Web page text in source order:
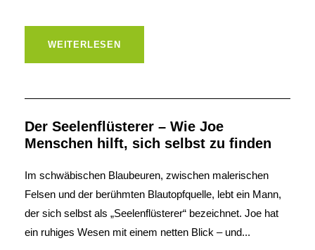
WEITERLESEN
Der Seelenflüsterer – Wie Joe
Menschen hilft, sich selbst zu finden
Im schwäbischen Blaubeuren, zwischen malerischen
Felsen und der berühmten Blautopfquelle, lebt ein Mann,
der sich selbst als „Seelenflüsterer“ bezeichnet. Joe hat
ein ruhiges Wesen mit einem netten Blick – und...